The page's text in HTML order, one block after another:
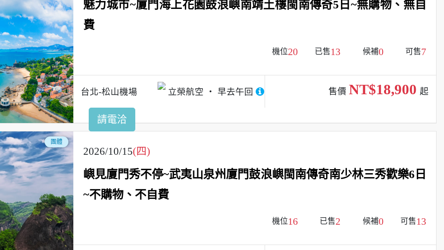
魅力城市~廈門海上花園鼓浪嶼南靖土樓閩南傳奇5日~無購物、無自
費
機位20 已售13 候補0 可售7
台北-松山機場 立榮航空 早去午回 售價 NT$18,900 起
請電洽
團體
2026/10/15(四)
嶼見廈門秀不停~武夷山泉州廈門鼓浪嶼閩南傳奇南少林三秀歡樂6日
~不購物、不自費
機位16 已售2 候補0 可售13